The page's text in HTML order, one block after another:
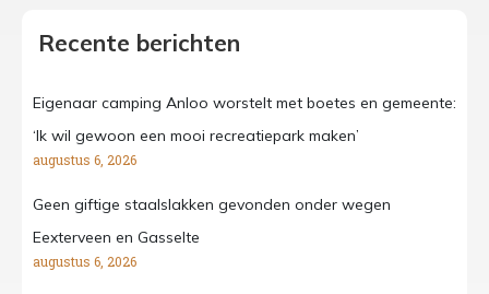
Recente berichten
Eigenaar camping Anloo worstelt met boetes en gemeente:
‘Ik wil gewoon een mooi recreatiepark maken’
augustus 6, 2026
Geen giftige staalslakken gevonden onder wegen
Eexterveen en Gasselte
augustus 6, 2026